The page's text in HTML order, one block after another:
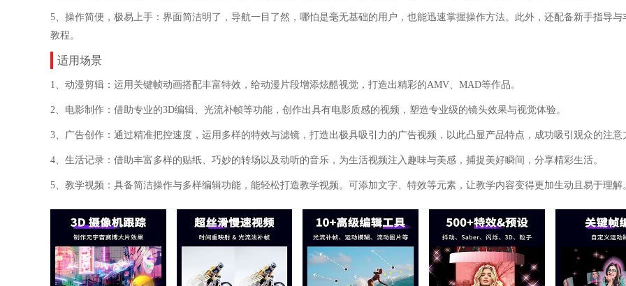
5、操作简便，极易上手：界面简洁明了，导航一目了然，哪怕是毫无基础的用户，也能迅速掌握操作方法。此外，还配备新手指导与
教程。
适用场景
1、动漫剪辑：运用关键帧动画搭配丰富特效，给动漫片段增添炫酷视觉，打造出精彩的AMV、MAD等作品。
2、电影制作：借助专业的3D编辑、光流补帧等功能，创作出具有电影质感的视频，塑造专业级的镜头效果与视觉体验。
3、广告创作：通过精准把控速度，运用多样的特效与滤镜，打造出极具吸引力的广告视频，以此凸显产品特点，成功吸引观众的注意
4、生活记录：借助丰富多样的贴纸、巧妙的转场以及动听的音乐，为生活视频注入趣味与美感，捕捉美好瞬间，分享精彩生活。
5、教学视频：具备简洁操作与多样编辑功能，能轻松打造教学视频。可添加文字、特效等元素，让教学内容变得更加生动且易于理解